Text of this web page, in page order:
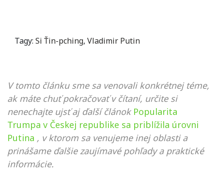
Tagy: Si Ťin-pching, Vladimir Putin
V tomto článku sme sa venovali konkrétnej téme,
ak máte chuť pokračovať v čítaní, určite si
nenechajte ujsť aj ďalší článok Popularita
Trumpa v Českej republike sa priblížila úrovni
Putina , v ktorom sa venujeme inej oblasti a
prinášame ďalšie zaujímavé pohľady a praktické
informácie.